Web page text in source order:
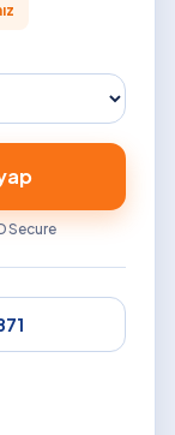
Secure